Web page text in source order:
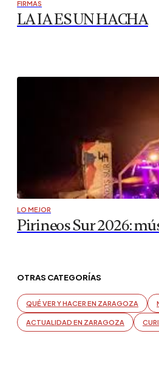
FIRMAS
LA IA ES UN HACHA
LO MEJOR
Pirineos Sur 2026:
OTRAS CATEGORÍAS
QUÉ VER Y HACER EN ZARAGOZA
ACTUALIDAD EN ZARAGOZA